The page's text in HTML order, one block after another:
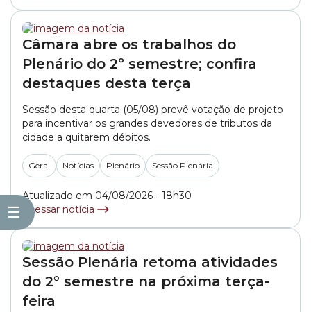
☰
Câmara abre os trabalhos do
Plenário do 2º semestre; confira
destaques desta terça
Sessão desta quarta (05/08) prevê votação de projeto
para incentivar os grandes devedores de tributos da
cidade a quitarem débitos.
Geral Notícias Plenário Sessão Plenária
Atualizado em 04/08/2026 - 18h30
Acessar notícia
Sessão Plenária retoma atividades
do 2° semestre na próxima terça-
feira